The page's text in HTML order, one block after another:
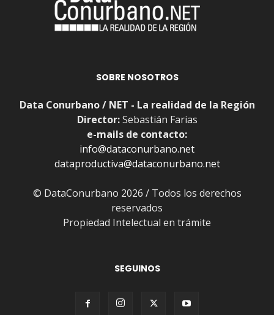
SOBRE NOSOTROS
Data Conurbano / NET - La realidad de la Región
Director:Sebastián Farias
e-mails de contacto:
info@dataconurbano.net
dataproductiva@dataconurbano.net
© DataConurbano 2026 / Todos los derechos
reservados
Propiedad Intelectual en trámite
SEGUINOS